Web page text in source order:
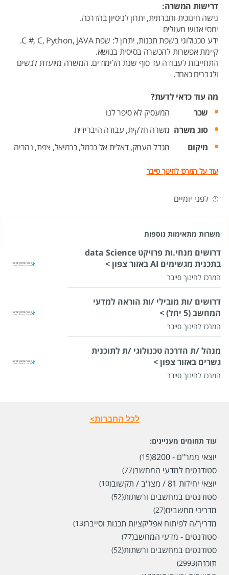
דרישות המשרה:
גישה חינוכית וחברתית, יתרון לניסיון בהדרכה.
יחסי אנוש מעולים
ידע טכנולוגי בשפת תכנות, יתרון ל: שפת C #, C, Python, JAVA.
קיימת אפשרות להכשרה בסיסית בנושא.
התחייבות לעבודה עד סוף שנת הלימודים. המשרה מיועדת לנשים
ולגברים כאחד.
מה עוד כדאי לדעת?
שכר
המעסיק לא סיפר לנו
סוג משרה משרה חלקית, עבודה היברידית
מיקום
מגדל העמק,דאלית אל כרמל,כרמיאל, צפת, נהריה
עוד על המרכז לחינוך סייבר
לפני יומיים
משרות מתאימות נוספות
דרושים מנחי.ות פרויקט data Science
בתכנית מגשימים AI באזור צפון >
המרכז לחינוך סייבר
דרושים /ות מובילי /ות הוראה למדעי
המחשב (5 יחל) >
המרכז לחינוך סייבר
מנהל /ת הדרכה טכנולוגי /ת לתוכנית
גשרים באזור צפון >
המרכז לחינוך סייבר
לכל החברות>
עוד תחומים מעניינים:
יוצאי ממר"ם - 8200 (15)
סטודנטים למדעי המחשב(77)
יוצאי יחידות 81 / מצו"ב / תקשוב (10)
סטודנטים במחשבים ורשתות(52)
מדריכי מחשבים(27)
מדריך/ה לפיתוח אפליקציות תכנות וסייבר(13)
סטודנטים - מדעי המחשב(77)
סטודנטים במחשבים ורשתות(52)
תוכנה(2993)